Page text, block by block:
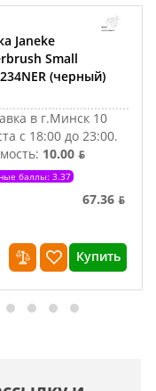
Janeke
Small
(черный)
в г.Минск 10
с 18:00 до 23:00.
10.00 ƃ
баллы: 3.37
67.36 ƃ
Купить